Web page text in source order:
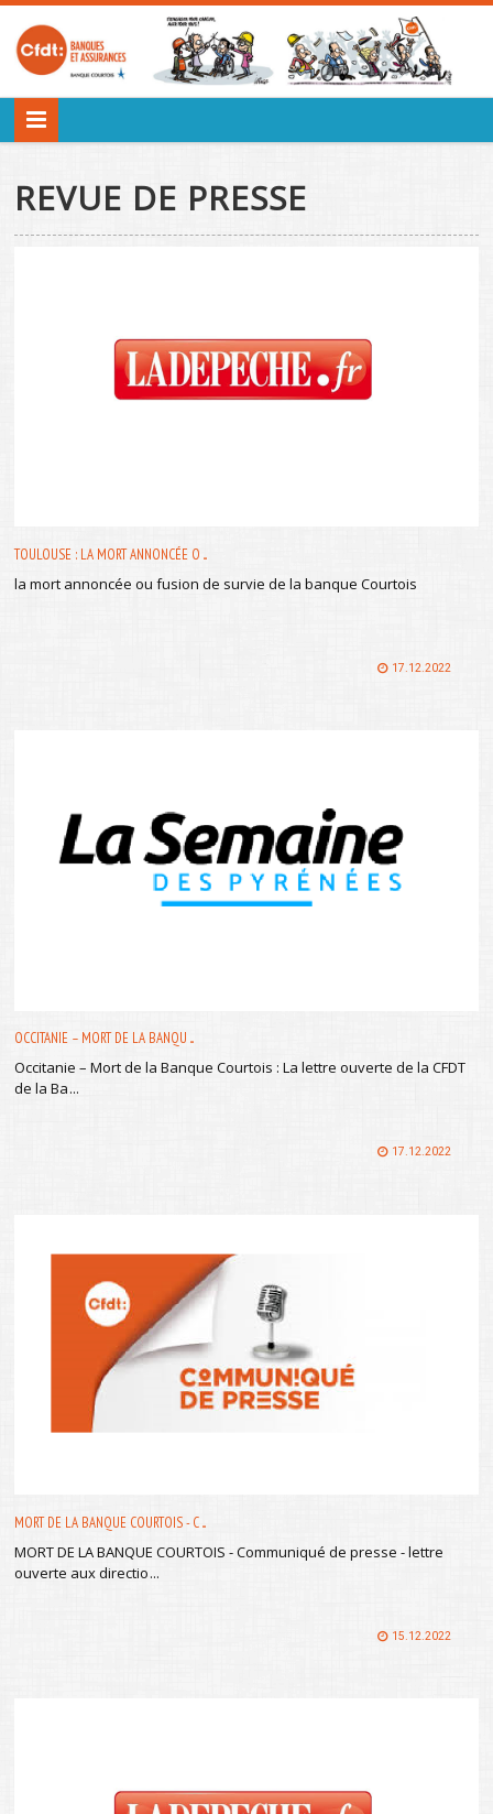
REVUE DE PRESSE
TOULOUSE : LA MORT ANNONCÉE O ...
la mort annoncée ou fusion de survie de la banque Courtois
17.12.2022
OCCITANIE – MORT DE LA BANQU ...
Occitanie – Mort de la Banque Courtois : La lettre ouverte de la CFDT
de la Ba...
17.12.2022
MORT DE LA BANQUE COURTOIS - C ...
MORT DE LA BANQUE COURTOIS - Communiqué de presse - lettre
ouverte aux directio...
15.12.2022